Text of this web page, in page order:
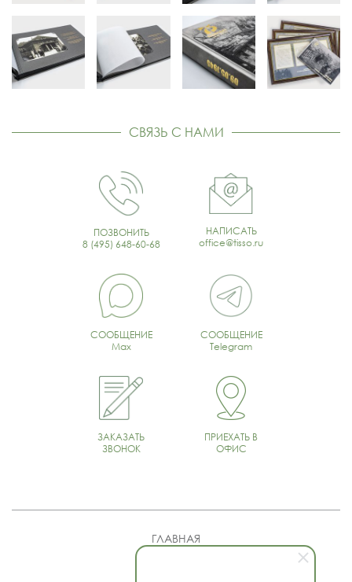
СВЯЗЬ С НАМИ
ПОЗВОНИТЬ
8 (495) 648-60-68
НАПИСАТЬ
office@tisso.ru
СООБЩЕНИЕ
Max
СООБЩЕНИЕ
Telegram
ЗАКАЗАТЬ
ЗВОНОК
ПРИЕХАТЬ В
ОФИС
ГЛАВНАЯ
О КОМПАНИИ